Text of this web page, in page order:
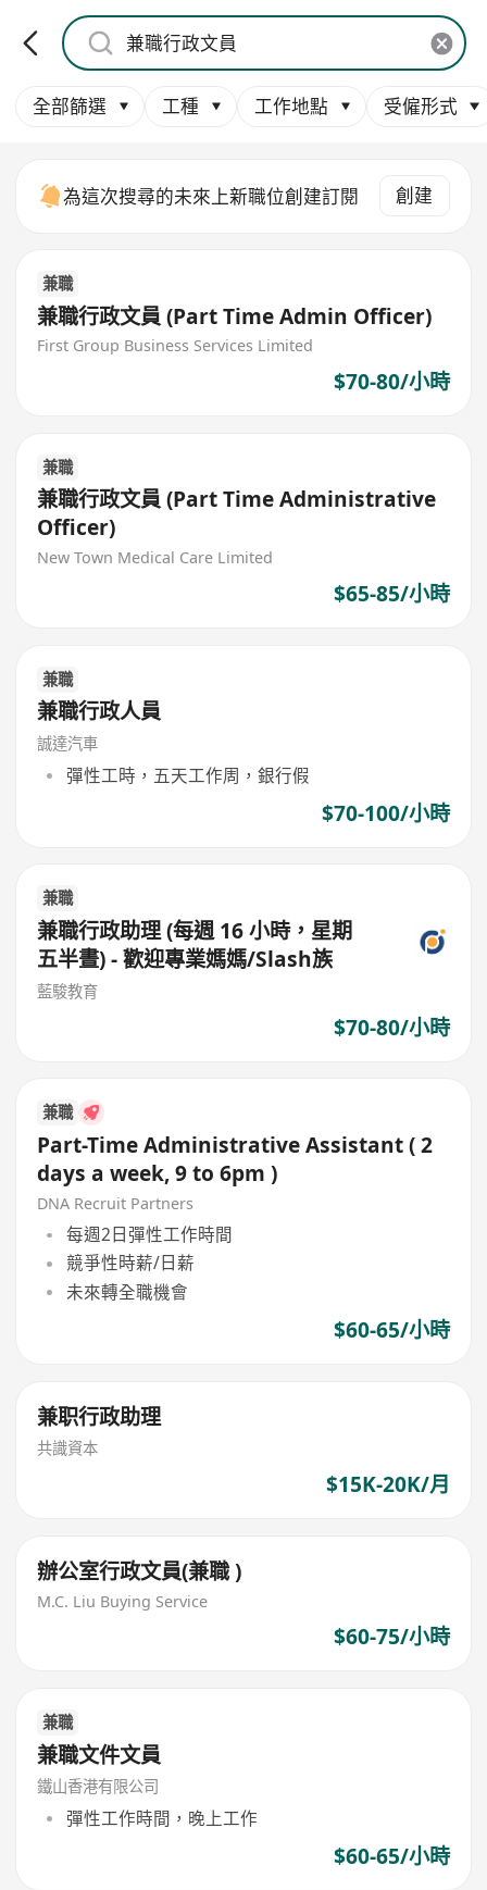
全部篩選 工種 工作地點 受僱形式
為這次搜尋的未來上新職位創建訂閱 創建
兼職
兼職行政文員 (Part Time Admin Officer)
First Group Business Services Limited
$70-80/小時
兼職
兼職行政文員 (Part Time Administrative
Officer)
New Town Medical Care Limited
$65-85/小時
兼職
兼職行政人員
誠達汽車
彈性工時，五天工作周，銀行假
$70-100/小時
兼職
兼職行政助理 (每週 16 小時，星期
五半晝) - 歡迎專業媽媽/Slash族
藍駿教育
$70-80/小時
兼職
Part-Time Administrative Assistant ( 2
days a week, 9 to 6pm )
DNA Recruit Partners
每週2日彈性工作時間
競爭性時薪/日薪
未來轉全職機會
$60-65/小時
兼职行政助理
共識資本
$15K-20K/月
辦公室行政文員(兼職 )
M.C. Liu Buying Service
$60-75/小時
兼職
兼職文件文員
鐵山香港有限公司
彈性工作時間，晚上工作
$60-65/小時